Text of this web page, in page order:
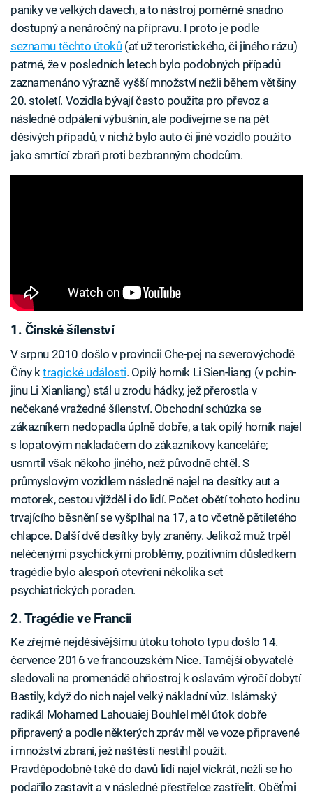
paniky ve velkých davech, a to nástroj poměrně snadno
dostupný a nenáročný na přípravu. I proto je podle
seznamu těchto útoků(ať už teroristického, či jiného rázu)
patrné, že v posledních letech bylo podobných případů
zaznamenáno výrazně vyšší množství nežli během většiny
20. století. Vozidla bývají často použita pro převoz a
následné odpálení výbušnin, ale podívejme se na pět
děsivých případů, v nichž bylo auto či jiné vozidlo použito
jako smrtící zbraň proti bezbranným chodcům.
1. Čínské šílenství
V srpnu 2010 došlo v provincii Che-pej na severovýchodě
Číny ktragické události. Opilý horník Li Sien-liang (v pchin-
jinu Li Xianliang) stál u zrodu hádky, jež přerostla v
nečekané vražedné šílenství. Obchodní schůzka se
zákazníkem nedopadla úplně dobře, a tak opilý horník najel
s lopatovým nakladačem do zákazníkovy kanceláře;
usmrtil však někoho jiného, než původně chtěl. S
průmyslovým vozidlem následně najel na desítky aut a
motorek, cestou vjížděl i do lidí. Počet obětí tohoto hodinu
trvajícího běsnění se vyšplhal na 17, a to včetně pětiletého
chlapce. Další dvě desítky byly zraněny. Jelikož muž trpěl
neléčenými psychickými problémy, pozitivním důsledkem
tragédie bylo alespoň otevření několika set
psychiatrických poraden.
2. Tragédie ve Francii
Ke zřejmě nejděsivějšímu útoku tohoto typu došlo 14.
července 2016 ve francouzském Nice. Tamější obyvatelé
sledovali na promenádě ohňostroj k oslavám výročí dobytí
Bastily, když do nich najel velký nákladní vůz. Islámský
radikál Mohamed Lahouaiej Bouhlel měl útok dobře
připravený a podle některých zpráv měl ve voze připravené
i množství zbraní, jež naštěstí nestihl použít.
Pravděpodobně také do davů lidí najel víckrát, nežli se ho
podařilo zastavit a v následné přestřelce zastřelit. Oběťmi